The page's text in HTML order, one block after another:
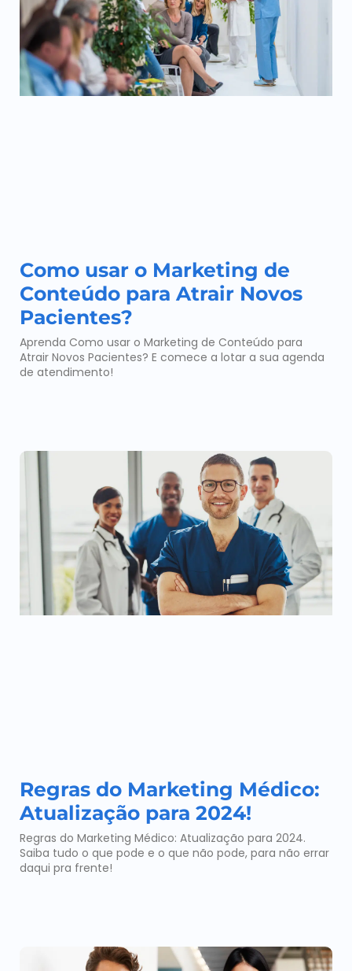
Como usar o Marketing de
Conteúdo para Atrair Novos
Pacientes?
Aprenda Como usar o Marketing de Conteúdo para
Atrair Novos Pacientes? E comece a lotar a sua agenda
de atendimento!
Regras do Marketing Médico:
Atualização para 2024!
Regras do Marketing Médico: Atualização para 2024.
Saiba tudo o que pode e o que não pode, para não errar
daqui pra frente!